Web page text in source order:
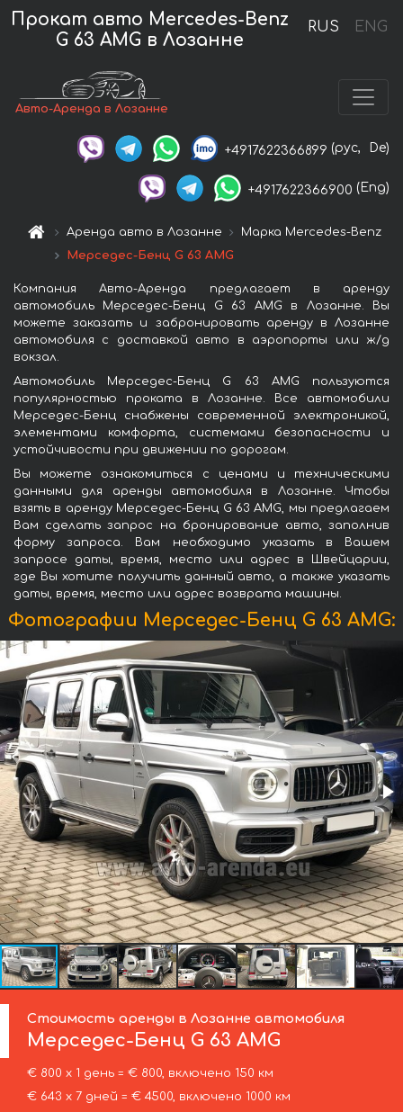
RUS ENG
Прокат авто Mercedes-Benz
G 63 AMG в Лозанне
Авто-Аренда в Лозанне
+4917622366899 (рус, De)
+4917622366900 (Eng)
Аренда авто в Лозанне
Марка Mercedes-Benz
Мерседес-Бенц G 63 AMG
Компания Авто-Аренда предлагает в аренду
автомобиль Мерседес-Бенц G 63 AMG в Лозанне. Вы
можете заказать и забронировать аренду в Лозанне
автомобиля с доставкой авто в аэропорты или ж/д
вокзал.
Автомобиль Мерседес-Бенц G 63 AMG пользуются
популярностью проката в Лозанне. Все автомобили
Мерседес-Бенц снабжены современной электроникой,
элементами комфорта, системами безопасности и
устойчивости при движении по дорогам.
Вы можете ознакомиться с ценами и техническими
данными для аренды автомобиля в Лозанне. Чтобы
взять в аренду Мерседес-Бенц G 63 AMG, мы предлагаем
Вам сделать запрос на бронирование авто, заполнив
форму запроса. Вам необходимо указать в Вашем
запросе даты, время, место или адрес в Швейцарии,
где Вы хотите получить данный авто, а также указать
даты, время, место или адрес возврата машины.
Фотографии Мерседес-Бенц G 63 AMG:
Стоимость аренды в Лозанне автомобиля
Мерседес-Бенц G 63 AMG
€ 800 х 1 день = € 800, включено 150 км
€ 643 х 7 дней = € 4500, включено 1000 км